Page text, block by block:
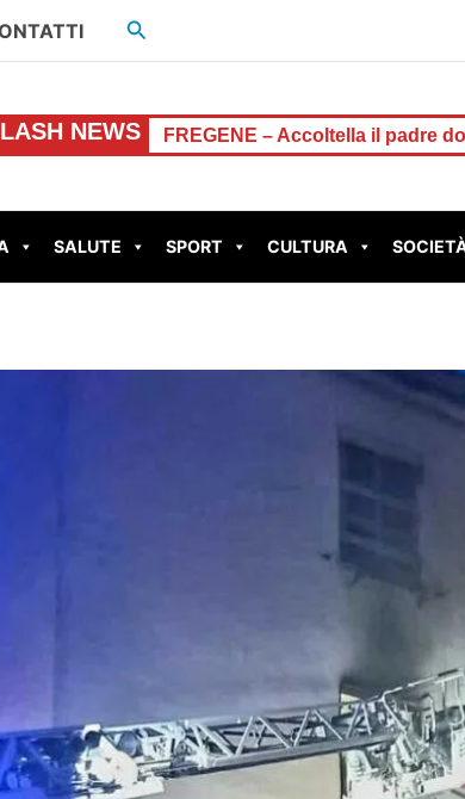
Cerca
NEWS
FREGENE – Accoltella il padre dopo una lite per il
SALUTE SPORT CULTURA